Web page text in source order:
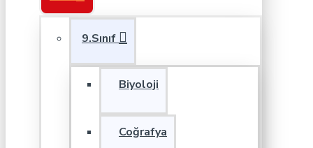
9.Sınıf
Biyoloji
Coğrafya